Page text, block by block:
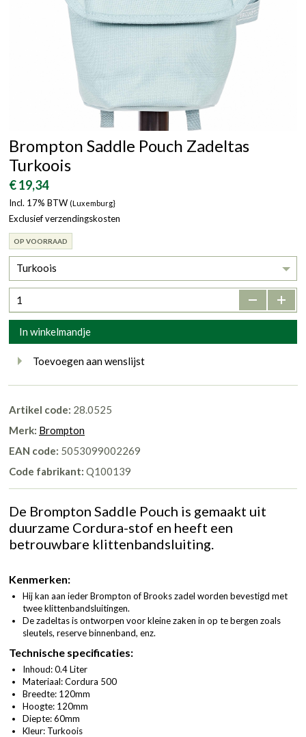
Brompton Saddle Pouch Zadeltas
Turkoois
€ 19,34
Incl. 17% BTW (Luxemburg}
Exclusief verzendingskosten
OP VOORRAAD
Turkoois
- +
In winkelmandje
Toevoegen aan wenslijst
Artikel code: 28.0525
Merk: Brompton
EAN code: 5053099002269
Code fabrikant: Q100139
De Brompton Saddle Pouch is gemaakt uit
duurzame Cordura-stof en heeft een
betrouwbare klittenbandsluiting.
Kenmerken:
Hij kan aan ieder Brompton of Brooks zadel worden bevestigd met
twee klittenbandsluitingen.
De zadeltas is ontworpen voor kleine zaken in op te bergen zoals
sleutels, reserve binnenband, enz.
Technische specificaties:
Inhoud: 0.4 Liter
Materiaal: Cordura 500
Breedte: 120mm
Hoogte: 120mm
Diepte: 60mm
Kleur: Turkoois